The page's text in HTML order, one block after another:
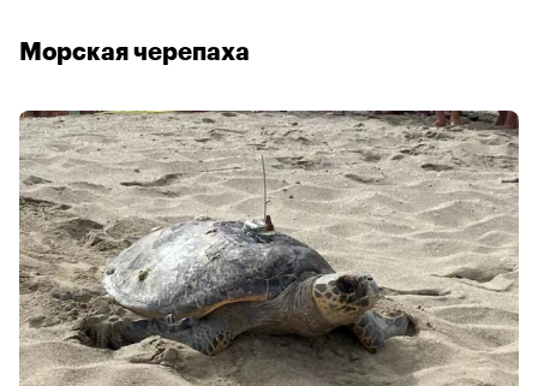
Морская черепаха